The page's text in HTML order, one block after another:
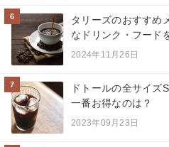
6
タリーズのおすすめ
なドリンク・フード
2024年11月26日
7
ドトールの全サイズ
一番お得なのは？
2023年09月23日